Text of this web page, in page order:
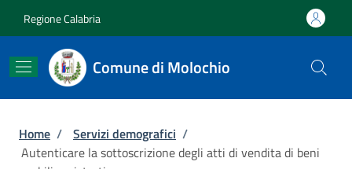
Regione Calabria
Comune di Molochio
Briciole di pane
Home / Servizi demografici /
Autenticare la sottoscrizione degli atti di vendita di beni